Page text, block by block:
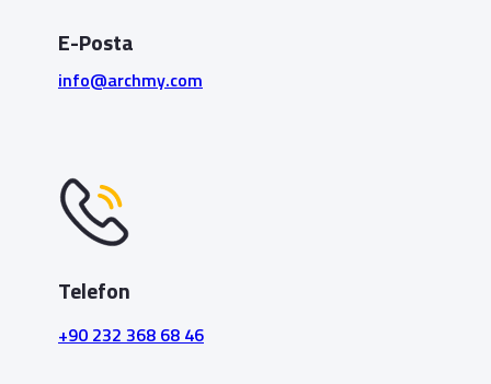
E-Posta
info@archmy.com
Telefon
+90 232 368 68 46